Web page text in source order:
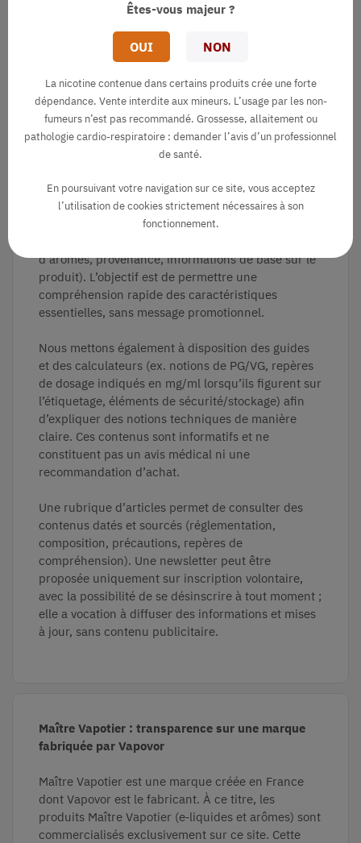
Crème anglaise
Pour faciliter la lecture des fiches produits, nous
utilisons des repères d’information visibles au
d’arômes, provenance, informations de base sur le
produit). L’objectif est de permettre une
compréhension rapide des caractéristiques
essentielles, sans message promotionnel.
Nous mettons également à disposition des guides
et des calculateurs (ex. notions de PG/VG, repères
de dosage indiqués en mg/ml lorsqu’ils figurent sur
l’étiquetage, éléments de sécurité/stockage) afin
d’expliquer des notions techniques de manière
claire. Ces contenus sont informatifs et ne
constituent pas un avis médical ni une
recommandation d’achat.
Une rubrique d’articles permet de consulter des
contenus datés et sourcés (réglementation,
composition, précautions, repères de
compréhension). Une newsletter peut être
proposée uniquement sur inscription volontaire,
avec la possibilité de se désinscrire à tout moment ;
elle a vocation à diffuser des informations et mises
à jour, sans contenu publicitaire.
Maître Vapotier : transparence sur une marque
fabriquée par Vapovor
Maître Vapotier est une marque créée en France
dont Vapovor est le fabricant. À ce titre, les
produits Maître Vapotier (e‑liquides et arômes) sont
commercialisés exclusivement sur ce site. Cette
Êtes-vous majeur ?
OUI NON
La nicotine contenue dans certains produits crée une forte
dépendance. Vente interdite aux mineurs. L’usage par les non-
fumeurs n’est pas recommandé. Grossesse, allaitement ou
pathologie cardio-respiratoire : demander l’avis d’un professionnel
de santé.
En poursuivant votre navigation sur ce site, vous acceptez
l’utilisation de cookies strictement nécessaires à son
fonctionnement.